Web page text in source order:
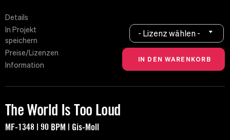
Details
In Projekt
speichern
Preise/Lizenzen
Information
- Lizenz wählen -
The World Is Too Loud
MF-1348 | 90 BPM | Gis-Moll